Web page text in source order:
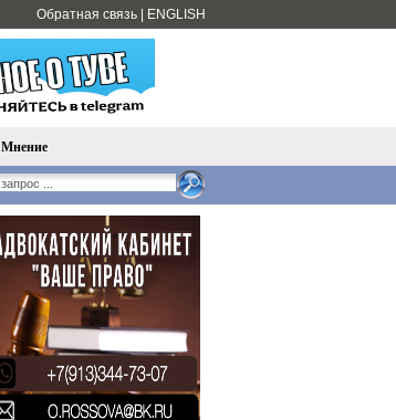
Обратная связь ENGLISH
Мнение